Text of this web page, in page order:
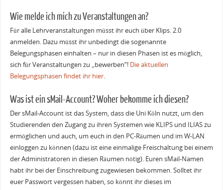
Wie melde ich mich zu Veranstaltungen an?
Für alle Lehrveranstaltungen müsst ihr euch über Klips. 2.0
anmelden. Dazu müsst ihr unbedingt die sogenannte
Belegungsphasen einhalten – nur in diesen Phasen ist es möglich,
sich für Veranstaltungen zu „bewerben“! Die aktuellen
Belegungsphasen findet ihr hier.
Was ist ein sMail-Account? Woher bekomme ich diesen?
Der sMail-Account ist das System, dass die Uni Köln nutzt, um den
Studierenden den Zugang zu ihren Systemen wie KLIPS und ILIAS zu
ermöglichen und auch, um euch in den PC-Räumen und im W-LAN
einloggen zu können (dazu ist eine einmalige Freischaltung bei einem
der Administratoren in diesen Räumen nötig). Euren sMail-Namen
habt ihr bei der Einschreibung zugewiesen bekommen. Solltet ihr
euer Passwort vergessen haben, so könnt ihr dieses im